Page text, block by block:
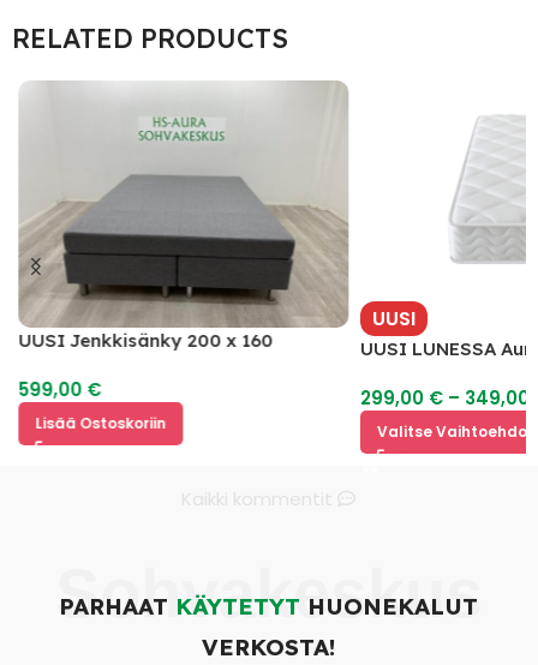
RELATED PRODUCTS
UUSI Jenkkisänky 200 x 160
599,00 €
Lisää Ostoskoriin
UUSI
UUSI LUNESSA
299,00 € – 349,00
Valitse
Sohvakeskus
PARHAAT KÄYTETYT HUONEKALUT
VERKOSTA!